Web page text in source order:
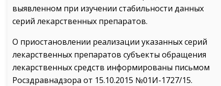
выявленном при изучении стабильности данных
серий лекарственных препаратов.
О приостановлении реализации указанных серий
лекарственных препаратов субъекты обращения
лекарственных средств информированы письмом
Росздравнадзора от 15.10.2015 №01И-1727/15.